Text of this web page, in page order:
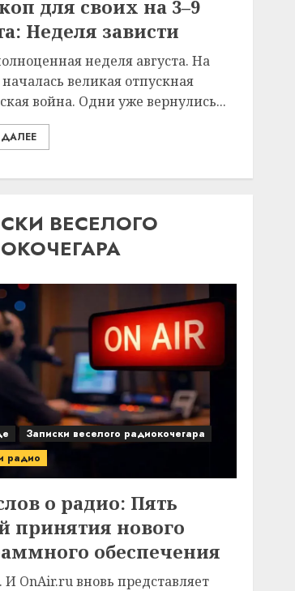
для своих на 3–9
Неделя зависти
неделя августа. На
великая отпускная
война. Одни уже вернулись...
ВЕСЕЛОГО
Записки веселого радиокочегара
радио
о радио: Пять
принятия нового
обеспечения
И OnAir.ru вновь представляет